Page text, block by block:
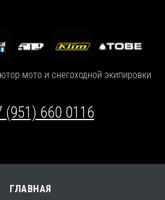
мото и снегоходной экипировки
(951) 660 0116
ГЛАВНАЯ